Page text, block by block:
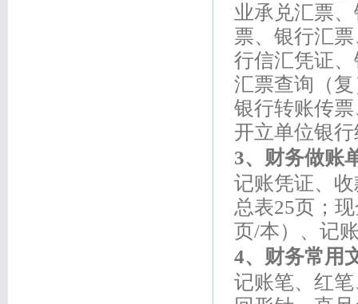
业承兑汇票
票、银行汇
行信汇凭证
汇票查询（
银行转账传
开立单位银
3、财务做账
记账凭证、
总表25页；
页/本）、记
4、财务常用
记账笔、红